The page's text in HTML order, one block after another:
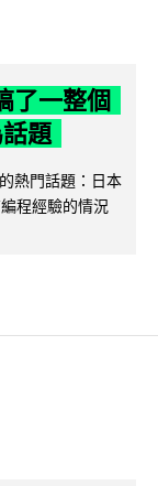
了一整個
題
熱門話題：日本
程經驗的情況